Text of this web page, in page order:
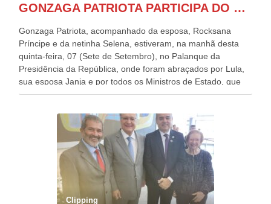
GONZAGA PATRIOTA PARTICIPA DO DESFILE DA INDEPENDÊNCIA NO PALANQUE DA PRESIDÊNCIA DA REPÚBLICA E É ABRAÇADO POR LULA E POR GERALDO ALCKMIN.
Gonzaga Patriota, acompanhado da esposa, Rocksana
Príncipe e da netinha Selena, estiveram, na manhã desta
quinta-feira, 07 (Sete de Setembro), no Palanque da
Presidência da República, onde foram abraçados por Lula,
sua esposa Janja e por todos os Ministros de Estado, que
estavam presentes, nos Desfiles da Independência da
outros desfiles, na Esplanada dos Ministérios, disse ter sido
o deste ano, o maior e o mais organizado de todos. “Há
quatro décadas, como Patriota até no nome, participo
anualmente dos desfiles de Sete de Setembro, na
Esplanada dos Ministérios, em Brasília. Este ano, o governo
preparou espaços com cadeiras e coberturas, para 30.000
pessoas, só que o número de Patriotas Brasileiros
Clipping